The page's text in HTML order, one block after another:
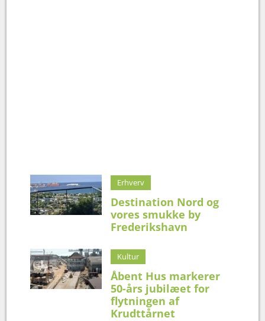
Erhverv
Destination Nord og
vores smukke by
Frederikshavn
Kultur
Åbent Hus markerer
50-års jubilæet for
flytningen af
Krudttårnet